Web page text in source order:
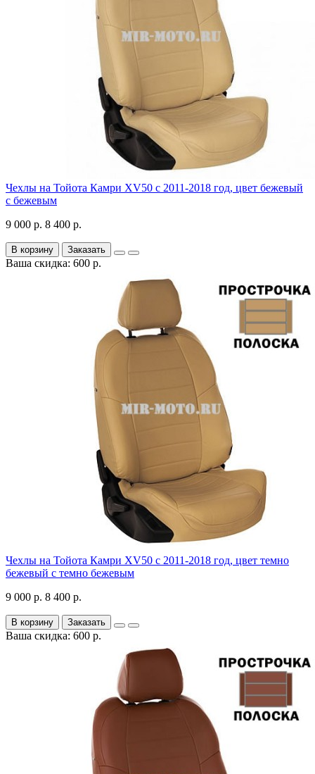
Чехлы на Тойота Камри XV50 с 2011-2018 год, цвет бежевый
с бежевым
9 000 р. 8 400 р.
В корзину Заказать
Ваша скидка: 600 р.
Чехлы на Тойота Камри XV50 с 2011-2018 год, цвет темно
бежевый с темно бежевым
9 000 р. 8 400 р.
В корзину Заказать
Ваша скидка: 600 р.